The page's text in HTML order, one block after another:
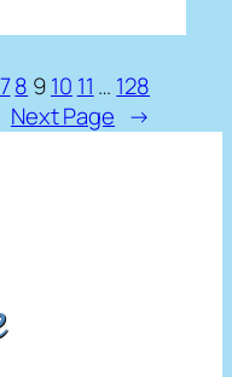
78 910 11 … 128
Next Page →